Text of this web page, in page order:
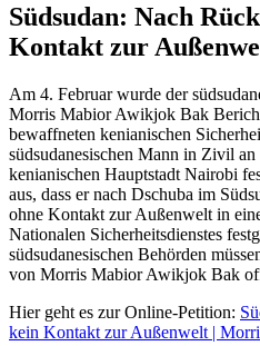
Südsudan: Nach
Kontakt zur
Am 4. Februar wurde der
Morris Mabior Awikjok Bak
bewaffneten kenianischen
südsudanesischen Mann in Zivil
kenianischen Hauptstadt Nairobi
aus, dass er nach Dschuba im
ohne Kontakt zur Außenwelt in
Nationalen Sicherheitsdienstes
südsudanesischen Behörden
von Morris Mabior Awikjok Bak
Hier geht es zur Online-Petition:
kein Kontakt zur Außenwelt |